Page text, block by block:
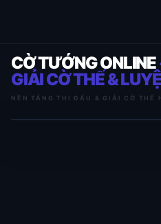
CỜ TƯỚNG ONLINE
GIẢI CỜ THẾ &
NỀN TẢNG THI ĐẤU & GIẢI CỜ THẾ